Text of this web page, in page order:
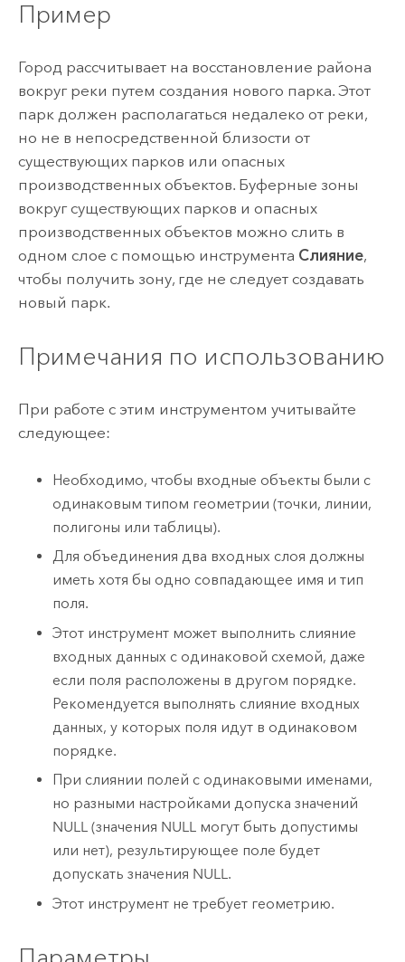
Пример
Город рассчитывает на восстановление района
вокруг реки путем создания нового парка. Этот
парк должен располагаться недалеко от реки,
но не в непосредственной близости от
существующих парков или опасных
производственных объектов. Буферные зоны
вокруг существующих парков и опасных
производственных объектов можно слить в
одном слое с помощью инструмента Слияние,
чтобы получить зону, где не следует создавать
новый парк.
Примечания по использованию
При работе с этим инструментом учитывайте
следующее:
Необходимо, чтобы входные объекты были с
одинаковым типом геометрии (точки, линии,
полигоны или таблицы).
Для объединения два входных слоя должны
иметь хотя бы одно совпадающее имя и тип
поля.
Этот инструмент может выполнить слияние
входных данных с одинаковой схемой, даже
если поля расположены в другом порядке.
Рекомендуется выполнять слияние входных
данных, у которых поля идут в одинаковом
порядке.
При слиянии полей с одинаковыми именами,
но разными настройками допуска значений
NULL (значения NULL могут быть допустимы
или нет), результирующее поле будет
допускать значения NULL.
Этот инструмент не требует геометрию.